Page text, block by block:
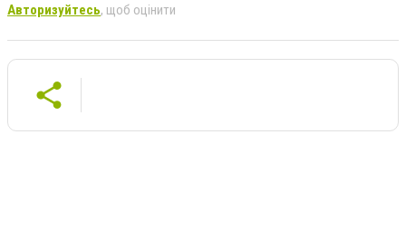
Авторизуйтесь, щоб оцінити